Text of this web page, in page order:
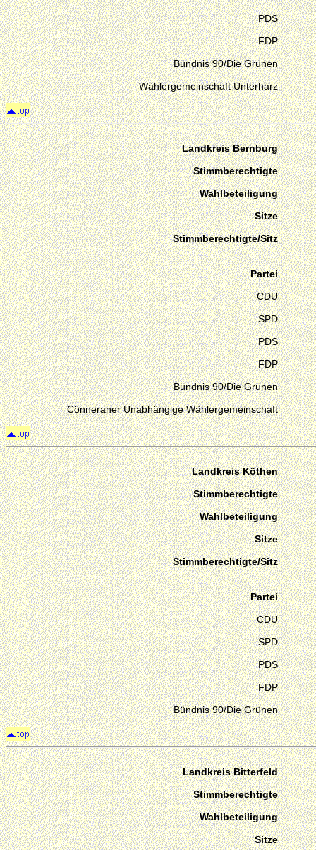
PDS
FDP
Bündnis 90/Die Grünen
Wählergemeinschaft Unterharz
Landkreis Bernburg
Stimmberechtigte
Wahlbeteiligung
Sitze
Stimmberechtigte/Sitz
Partei
CDU
SPD
PDS
FDP
Bündnis 90/Die Grünen
Cönneraner Unabhängige Wählergemeinschaft
Landkreis Köthen
Stimmberechtigte
Wahlbeteiligung
Sitze
Stimmberechtigte/Sitz
Partei
CDU
SPD
PDS
FDP
Bündnis 90/Die Grünen
Landkreis Bitterfeld
Stimmberechtigte
Wahlbeteiligung
Sitze